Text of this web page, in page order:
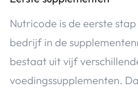
Nutricode is de eerste
bedrijf in de
bestaat uit vijf
voedingssupplementen.